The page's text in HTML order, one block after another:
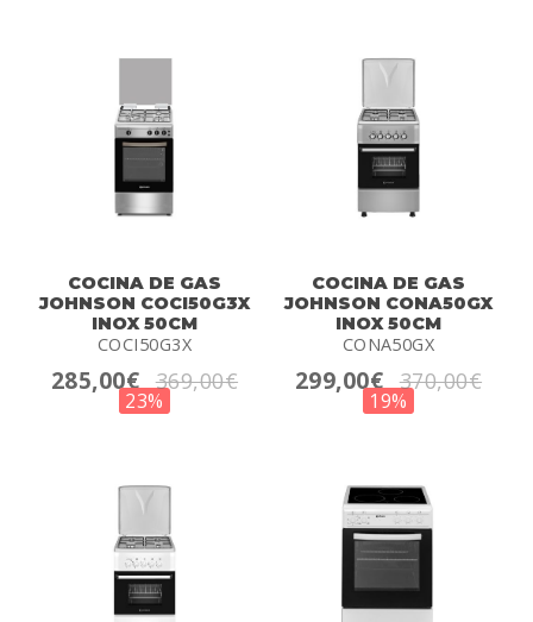
COCINA DE GAS
JOHNSON COCI50G3X
INOX 50CM
COCI50G3X
285,00€ 369,00€
23%
COCINA DE GAS
JOHNSON CONA50GX
INOX 50CM
CONA50GX
299,00€ 370,00€
19%